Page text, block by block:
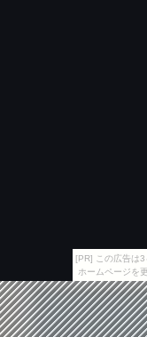
[PR] この広告は3
ホームページを